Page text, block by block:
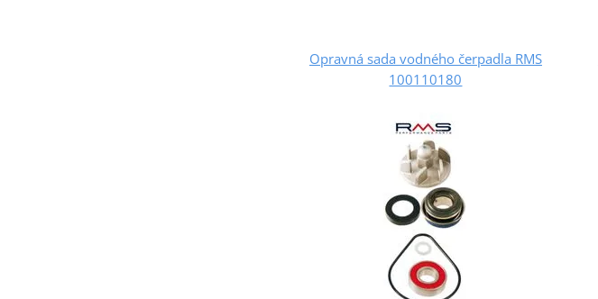
Opravná sada vodného čerpadla RMS
100110180